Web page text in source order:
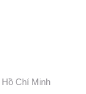
Chí Minh